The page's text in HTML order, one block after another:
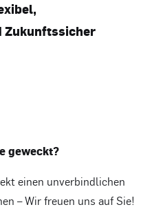
Zukunftssicher
geweckt?
einen unverbindlichen
– Wir freuen uns auf Sie!